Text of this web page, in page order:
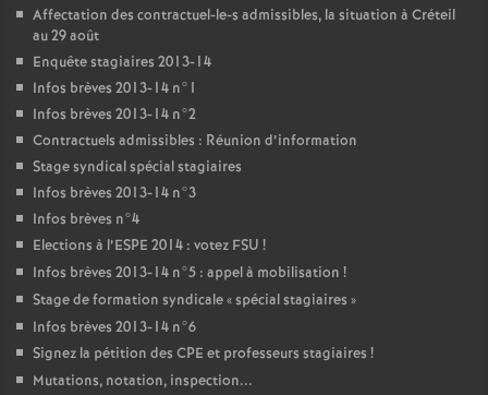
Affectation des contractuel-le-s admissibles, la situation à Créteil
au 29 août
Enquête stagiaires 2013-14
Infos brèves 2013-14 n°1
Infos brèves 2013-14 n°2
Contractuels admissibles : Réunion d’information
Stage syndical spécial stagiaires
Infos brèves 2013-14 n°3
Infos brèves n°4
Elections à l’ESPE 2014 : votez FSU !
Infos brèves 2013-14 n°5 : appel à mobilisation !
Stage de formation syndicale «spécial stagiaires »
Infos brèves 2013-14 n°6
Signez la pétition des CPE et professeurs stagiaires !
Mutations, notation, inspection...